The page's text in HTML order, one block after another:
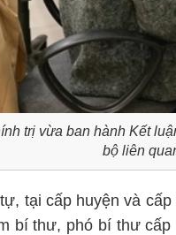
trị vừa ban hành Kết
bộ liên
tại cấp huyện và
bí thư, phó bí thư